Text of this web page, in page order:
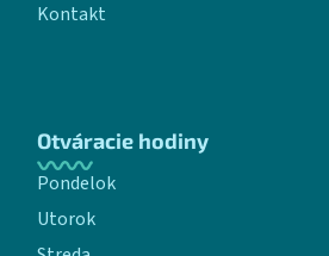
Kontakt
Otváracie hodiny
Pondelok
Utorok